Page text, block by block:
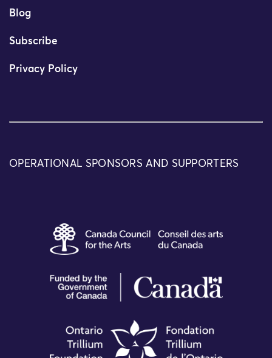
Blog
Subscribe
Privacy Policy
OPERATIONAL SPONSORS AND SUPPORTERS